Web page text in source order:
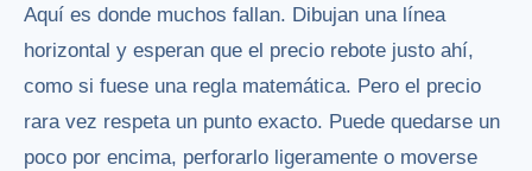
Aquí es donde muchos fallan. Dibujan una línea
horizontal y esperan que el precio rebote justo ahí,
como si fuese una regla matemática. Pero el precio
rara vez respeta un punto exacto. Puede quedarse un
poco por encima, perforarlo ligeramente o moverse